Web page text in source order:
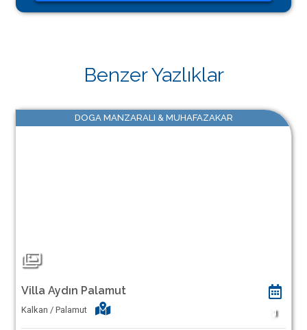
Benzer Yazlıklar
DOGA MANZARALI & MUHAFAZAKAR
Villa Aydın Palamut
Kalkan / Palamut 1